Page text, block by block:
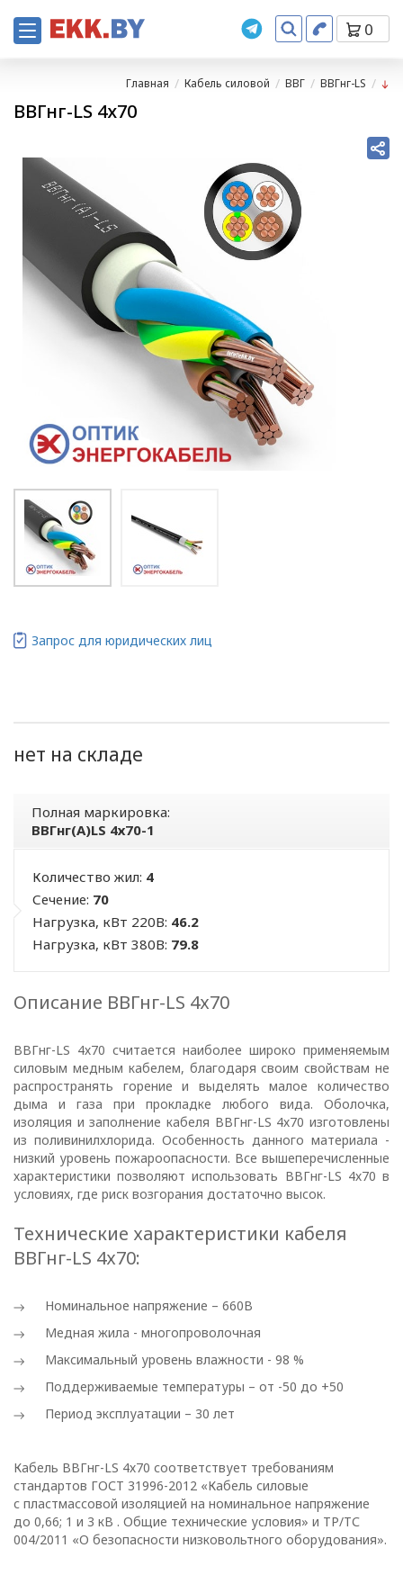
0
Главная Кабель силовой ВВГ ВВГнг-LS
ВВГнг-LS 4х70
Полная маркировка:
ВВГнг(А)LS 4х70-1
Количество жил: 4
Сечение: 70
Нагрузка, кВт 220В: 46.2
Нагрузка, кВт 380В: 79.8
нет на складе
Запрос для юридических лиц
Описание ВВГнг-LS 4х70
ВВГнг-LS 4х70 считается наиболее широко применяемым
силовым медным кабелем, благодаря своим свойствам не
распространять горение и выделять малое количество
дыма и газа при прокладке любого вида. Оболочка,
изоляция и заполнение кабеля ВВГнг-LS 4х70 изготовлены
из поливинилхлорида. Особенность данного материала -
низкий уровень пожароопасности. Все вышеперечисленные
характеристики позволяют использовать ВВГнг-LS 4х70 в
условиях, где риск возгорания достаточно высок.
Технические характеристики кабеля
ВВГнг-LS 4х70:
Номинальное напряжение – 660В
Медная жила - многопроволочная
Максимальный уровень влажности - 98 %
Поддерживаемые температуры – от -50 до +50
Период эксплуатации – 30 лет
Кабель ВВГнг-LS 4х70 соответствует требованиям
стандартов ГОСТ 31996-2012 «Кабель силовые
с пластмассовой изоляцией на номинальное напряжение
до 0,66; 1 и 3 кВ . Общие технические условия» и ТР/ТС
004/2011 «О безопасности низковольтного оборудования».
ПОЛИТИКА
ОПЕРАТОРА
В
отношении
обработки
персональных
данных
Общество с ограниченной
ответственностью
«ОПТИКЭНЕРГОКАБЕЛЬ»
УТВЕРЖДАЮ
«ОПТИКЭНЕРГОКАБЕЛЬ»
В.А. Прокопчук _________​
г. Минск